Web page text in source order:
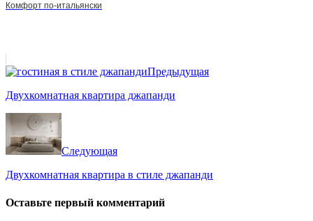
Комфорт по-итальянски
Предыдущая
Двухкомнатная квартира джапанди
Следующая
Двухкомнатная квартира в стиле джапанди
Оставьте первый комментарий